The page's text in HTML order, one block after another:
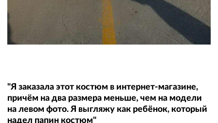
"Я заказала этот костюм в интернет-магазине,
причём на два размера меньше, чем на модели
на левом фото. Я выгляжу как ребёнок, который
надел папин костюм"